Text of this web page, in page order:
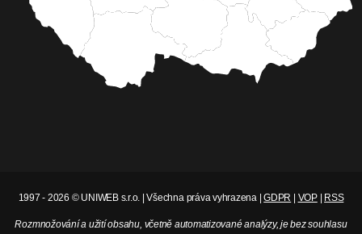
1997 - 2026 © UNIWEB s.r.o. | Všechna práva vyhrazena |GDPR VOP| RSS
Rozmnožování a užití obsahu, včetně automatizované analýzy, je bez souhlasu